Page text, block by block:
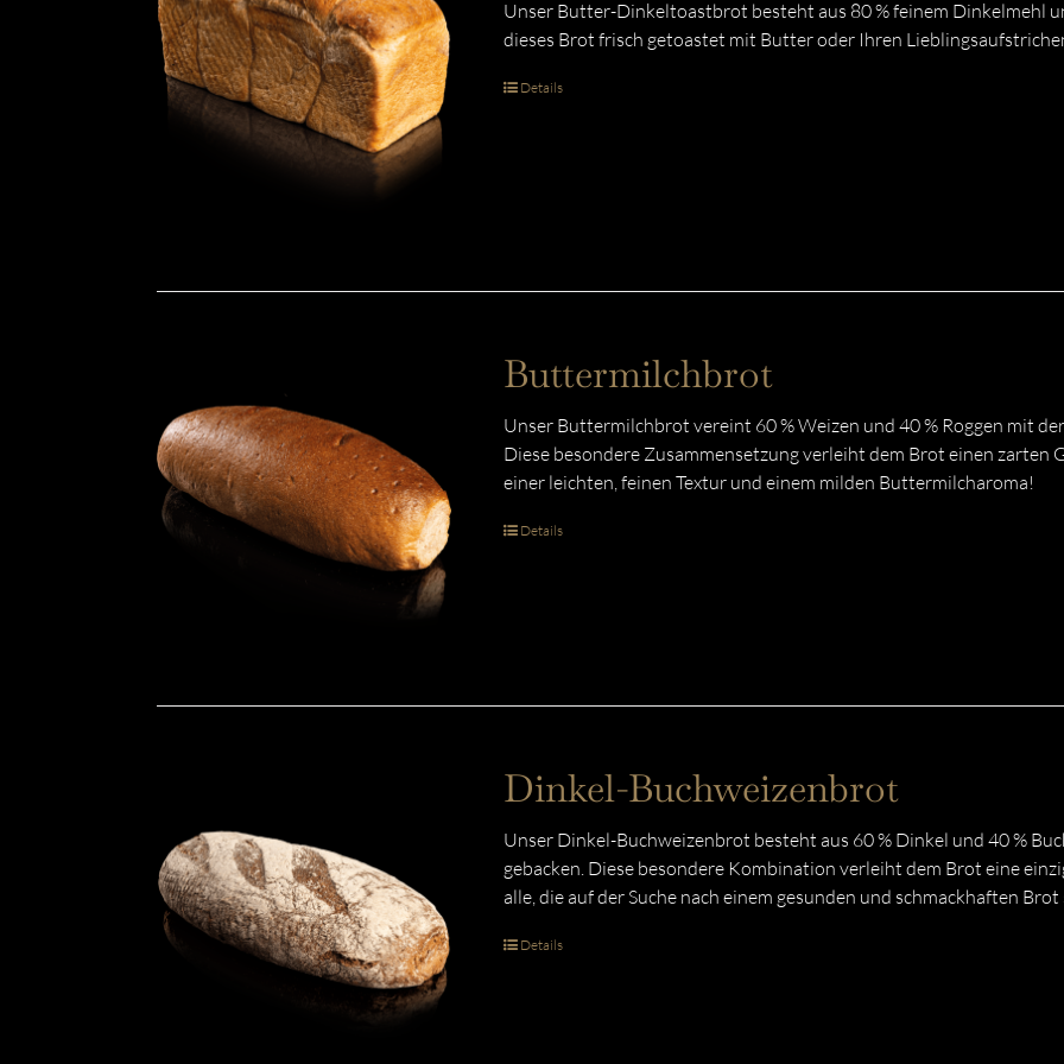
Unser Butter-Dinkeltoastbrot besteht aus 80 % feinem Dinkelmehl
dieses Brot frisch getoastet mit Butter oder Ihren
Details
Buttermilchbrot
Unser Buttermilchbrot vereint 60 % Weizen und 40 % Roggen mit
Diese besondere Zusammensetzung verleiht dem Brot einen zarten
einer leichten, feinen Textur und einem milden Buttermilcharoma!
Details
Dinkel-Buchweizenbrot
Unser Dinkel-Buchweizenbrot besteht aus 60 % Dinkel und 40 %
gebacken. Diese besondere Kombination verleiht dem Brot eine
alle, die auf der Suche nach einem gesunden und schmackhaften
Details